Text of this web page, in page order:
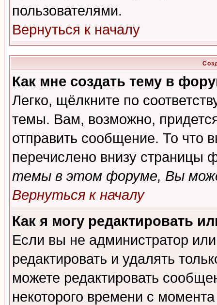
пользователями.
Вернуться к началу
Как мне создать тему в
Легко, щёлкните по
темы. Вам, возможно,
отправить сообщение. То что
перечислено внизу страницы
темы в этом форуме, Вы
Вернуться к началу
Как я могу редактировать
Если вы не администратор
редактировать и удалять
можете редактировать
некоторого времени с